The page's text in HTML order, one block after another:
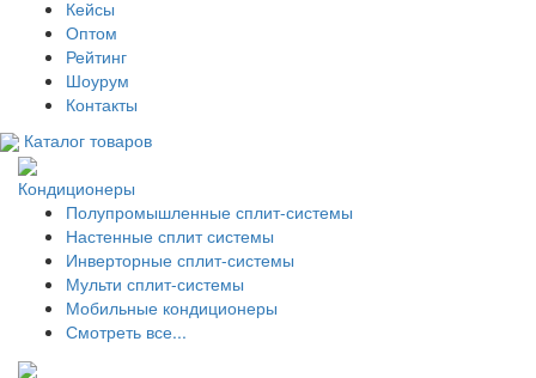
Кейсы
Оптом
Рейтинг
Шоурум
Контакты
Каталог товаров
Кондиционеры
Полупромышленные сплит-системы
Настенные сплит системы
Инверторные сплит-системы
Мульти сплит-системы
Мобильные кондиционеры
Смотреть все...